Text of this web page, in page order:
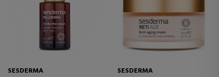
SESDERMA
SESDERMA